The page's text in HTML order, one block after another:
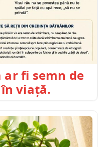
fi semn de
viață.